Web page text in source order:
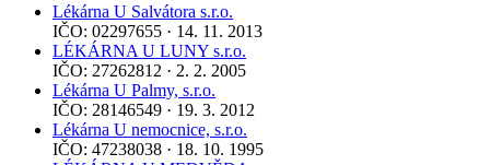
Lékárna U Salvátora s.r.o.
IČO: 02297655 · 14. 11. 2013
LÉKÁRNA U LUNY s.r.o.
IČO: 27262812 · 2. 2. 2005
Lékárna U Palmy, s.r.o.
IČO: 28146549 · 19. 3. 2012
Lékárna U nemocnice, s.r.o.
IČO: 47238038 · 18. 10. 1995